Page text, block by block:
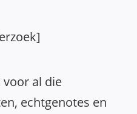
al die
echtgenotes en